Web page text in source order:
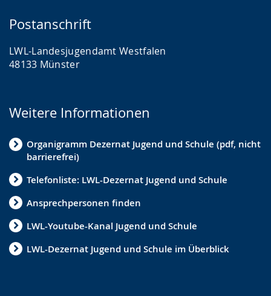
Postanschrift
LWL-Landesjugendamt Westfalen
48133 Münster
Weitere Informationen
Organigramm Dezernat Jugend und Schule (pdf, nicht
barrierefrei)
Telefonliste: LWL-Dezernat Jugend und Schule
Ansprechpersonen finden
LWL-Youtube-Kanal Jugend und Schule
LWL-Dezernat Jugend und Schule im Überblick